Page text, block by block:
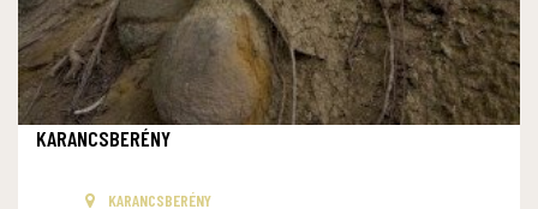
KARANCSBERÉNY
KARANCSBERÉNY